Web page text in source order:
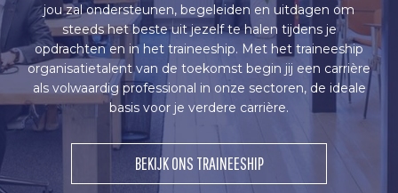
jou zal ondersteunen, begeleiden en uitdagen om
steeds het beste uit jezelf te halen tijdens je
opdrachten en in het traineeship. Met het traineeship
organisatietalent van de toekomst begin jij een carrière
als volwaardig professional in onze sectoren, de ideale
basis voor je verdere carrière.
BEKIJK ONS TRAINEESHIP